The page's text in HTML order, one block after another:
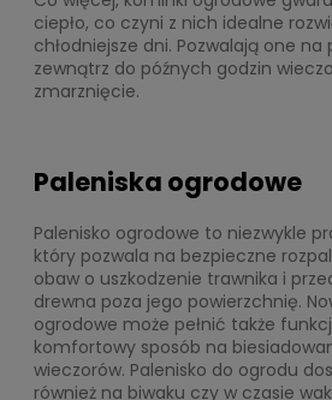
ciepło, co czyni z nich idealne
chłodniejsze dni. Pozwalają one
zewnątrz do późnych godzin
zmarznięcie.
Paleniska ogrodowe
Palenisko ogrodowe to niezwykle
który pozwala na bezpieczne
obaw o uszkodzenie trawnika i
drewna poza jego powierzchnię.
ogrodowe może pełnić także
komfortowy sposób na
wieczorów. Palenisko do ogrodu
również na biwaku czy w czasie